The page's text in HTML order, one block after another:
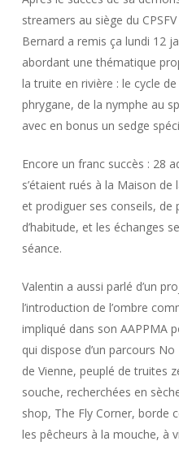
streamers au siège du
Bernard a remis ça lundi 12
abordant une thématique
la truite en rivière : le cycle
phrygane, de la nymphe au
avec en bonus un sedge
Encore un franc succès : 28
s’étaient rués à la Maison
et prodiguer ses conseils,
d’habitude, et les échanges
séance.
Valentin a aussi parlé d’un
l’introduction de l’ombre
impliqué dans son AAPPMA
qui dispose d’un parcours
de Vienne, peuplé de truites
souche, recherchées en
shop, The Fly Corner, borde
les pêcheurs à la mouche, à